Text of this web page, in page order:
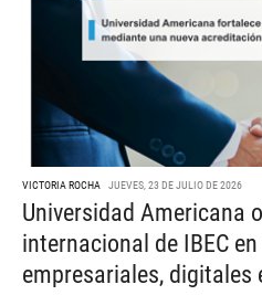
VICTORIA ROCHA JUEVES, 23 DE JULIO DE 2026
Universidad Americana
internacional de IBEC
empresariales, digitales